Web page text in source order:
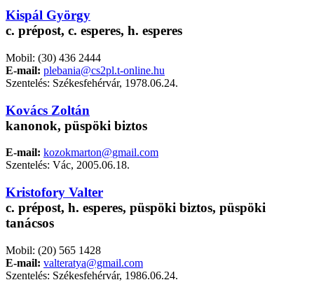
Kispál György
c. prépost, c. esperes, h. esperes
Mobil: (30) 436 2444
E-mail: plebania@cs2pl.t-online.hu
Szentelés: Székesfehérvár, 1978.06.24.
Kovács Zoltán
kanonok, püspöki biztos
E-mail: kozokmarton@gmail.com
Szentelés: Vác, 2005.06.18.
Kristofory Valter
c. prépost, h. esperes, püspöki biztos, püspöki
tanácsos
Mobil: (20) 565 1428
E-mail: valteratya@gmail.com
Szentelés: Székesfehérvár, 1986.06.24.